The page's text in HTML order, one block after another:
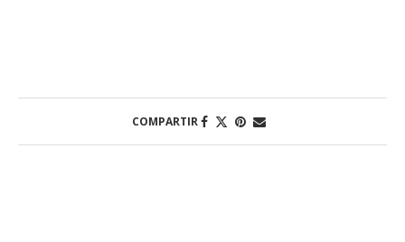
COMPARTIR